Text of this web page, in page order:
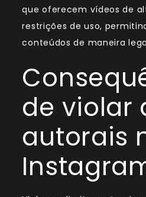
que oferecem vídeos de
restrições de uso,
conteúdos de maneira
de violar
autorais